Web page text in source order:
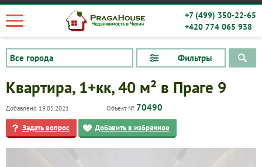
+7 (499) 350-22-65
+420 774 065 938
Фильтры
Квартира, 1+кк, 40 м² в Праге 9
Добавлено 19.05.2021 Объект № 70490
Задать вопрос Добавить в избранное